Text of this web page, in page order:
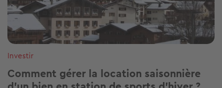
Investir
Comment gérer la location saisonnière